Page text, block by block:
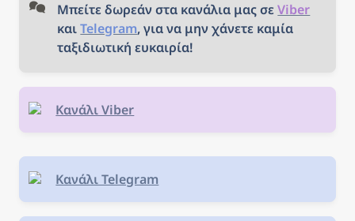
Μπείτε δωρεάν στα κανάλια μας σε Viber
και Telegram, για να μην χάνετε καμία
ταξιδιωτική ευκαιρία!
Κανάλι Viber
Κανάλι Telegram